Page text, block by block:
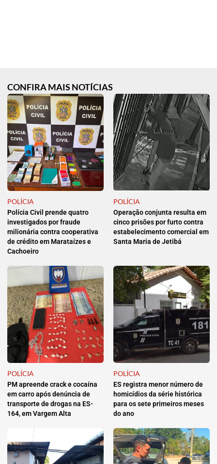
CONFIRA MAIS NOTÍCIAS
POLÍCIA
Polícia Civil prende quatro
investigados por fraude
milionária contra cooperativa
de crédito em Marataízes e
Cachoeiro
POLÍCIA
Operação conjunta resulta em
cinco prisões por furto contra
estabelecimento comercial em
Santa Maria de Jetibá
POLÍCIA
PM apreende crack e cocaína
em carro após denúncia de
transporte de drogas na ES-
164, em Vargem Alta
POLÍCIA
ES registra menor número de
homicídios da série histórica
para os sete primeiros meses
do ano